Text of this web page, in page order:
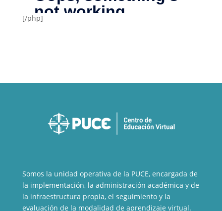
[/php]
Somos la unidad operativa de la PUCE, encargada de
la implementación, la administración académica y de
la infraestructura propia, el seguimiento y la
evaluación de la modalidad de aprendizaje virtual.